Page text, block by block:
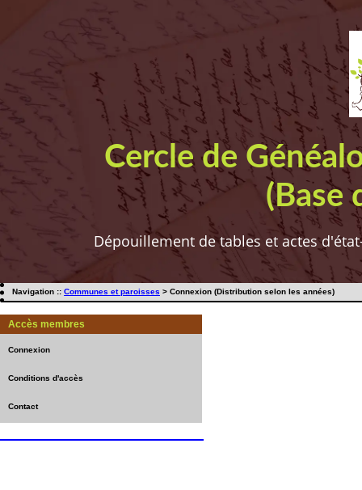
Cercle de
(Base
Dépouillement de tables et actes
Navigation :: Communes et paroisses > Connexion (Distribution selon les années)
Accès membres
Connexion
Conditions d'accès
Contact